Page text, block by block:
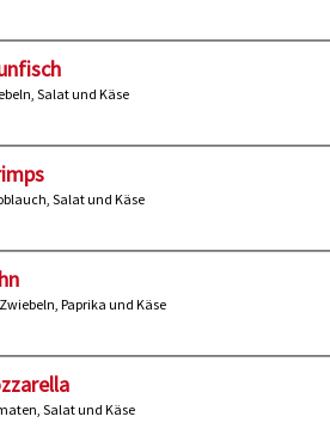
Salat und Käse
Salat und Käse
Paprika und Käse
Salat und Käse